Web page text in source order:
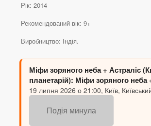
Рік: 2014
Рекомендований вік: 9+
Виробництво: Індія.
Міфи зоряного неба + Астраліс
планетарій): Міфи зоряного неба
19 липня 2026 о 21:00, Київ,
Подія минула